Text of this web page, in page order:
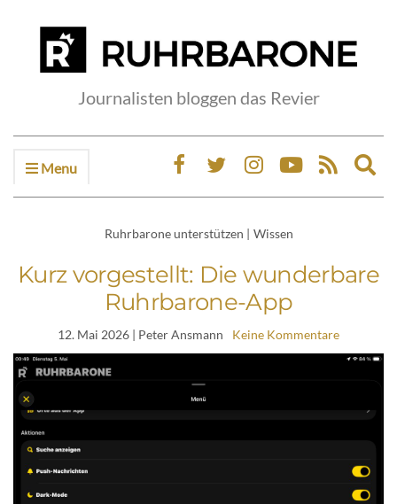
Journalisten bloggen das Revier
Menu
Ruhrbarone unterstützen | Wissen
Kurz vorgestellt: Die wunderbare
Ruhrbarone-App
12. Mai 2026 | Peter Ansmann Keine Kommentare